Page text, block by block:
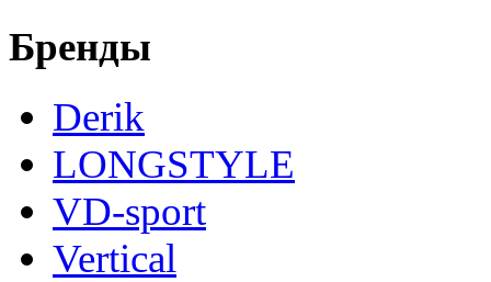
Бренды
Derik
LONGSTYLE
VD-sport
Vertical